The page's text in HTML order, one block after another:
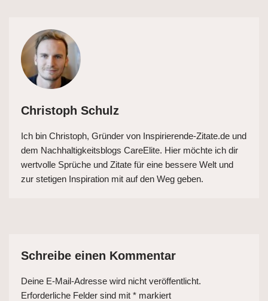
Christoph Schulz
Ich bin Christoph, Gründer von Inspirierende-Zitate.de und
dem Nachhaltigkeitsblogs CareElite. Hier möchte ich dir
wertvolle Sprüche und Zitate für eine bessere Welt und
zur stetigen Inspiration mit auf den Weg geben.
Schreibe einen Kommentar
Deine E-Mail-Adresse wird nicht veröffentlicht.
Erforderliche Felder sind mit * markiert